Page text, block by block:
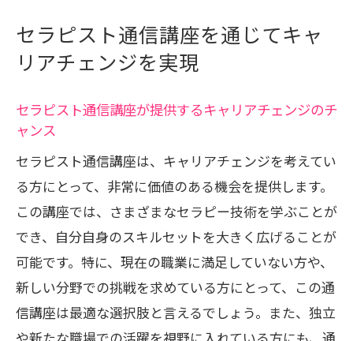
セラピスト通信講座を通じてキャ
リアチェンジを実現
セラピスト通信講座が提供するキャリアチェンジのチ
ャンス
セラピスト通信講座は、キャリアチェンジを考えてい
る方にとって、非常に価値のある機会を提供します。
この講座では、さまざまなセラピー技術を学ぶことが
でき、自分自身のスキルセットを大きく広げることが
可能です。特に、現在の職業に満足していない方や、
新しい分野での挑戦を求めている方にとって、この通
信講座は最適な選択肢と言えるでしょう。また、独立